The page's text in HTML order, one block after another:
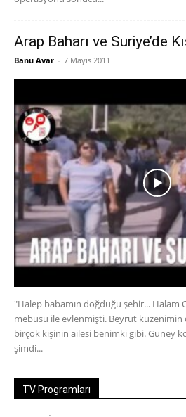
Arap Baharı ve Suriye’de
Banu Avar - 7 Mayıs 2011
"Halep babamın doğduğu şehir... Halam
mebusu ile evlenmişti. Beyrut
birçok kişinin ailesi benimki gibi. Güney
şimdi...
TV Programları